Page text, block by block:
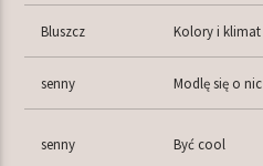
Radio Orbit
Bluszcz Kolory i klimat
senny Modlę się o nic
senny Być cool